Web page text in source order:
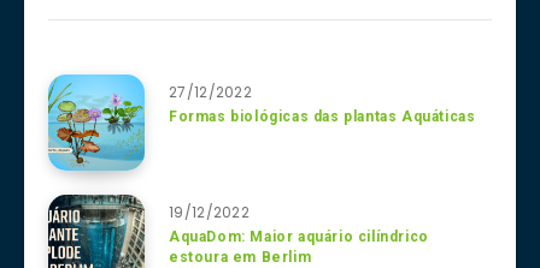
27/12/2022
Formas biológicas das plantas Aquáticas
19/12/2022
AquaDom: Maior aquário cilíndrico
estoura em Berlim